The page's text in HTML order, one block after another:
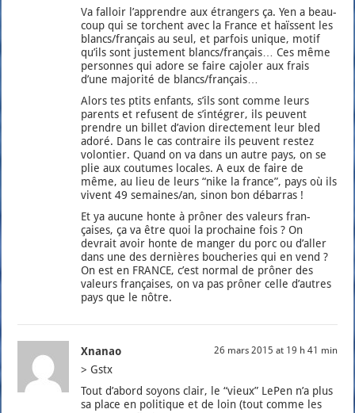
Va fal­loir l’ap­prendre aux étran­gers ça. Yen a beau­
coup qui se torchent avec la France et haïssent les
blancs/français au seul, et par­fois unique, motif
qu’ils sont jus­te­ment blancs/français… Ces même
per­sonnes qui adore se faire cajo­ler aux frais
d’une majo­ri­té de blancs/français…
Alors tes ptits enfants, s’ils sont comme leurs
parents et refusent de s’in­té­grer, ils peuvent
prendre un billet d’a­vion direc­te­ment leur bled
ado­ré. Dans le cas contraire ils peuvent res­tez
volon­tier. Quand on va dans un autre pays, on se
plie aux cou­tumes locales. A eux de faire de
même, au lieu de leurs “nike la france”, pays où ils
vivent 49 semaines/an, sinon bon débar­ras !
Et ya aucune honte à prô­ner des valeurs fran­
çaises, ça va être quoi la pro­chaine fois ? On
devrait avoir honte de man­ger du porc ou d’al­ler
dans une des der­nières bou­che­ries qui en vend ?
On est en FRANCE, c’est nor­mal de prô­ner des
valeurs fran­çaises, on va pas prô­ner celle d’autres
pays que le nôtre.
Xnanao 26 mars 2015 at 19 h 41 min
> Gstx
Tout d’a­bord soyons clair, le “vieux” LePen n’a plus
sa place en poli­tique et de loin (tout comme les